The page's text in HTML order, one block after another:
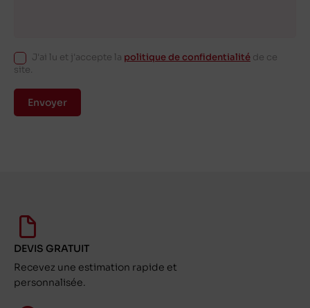
J'ai lu et j'accepte la politique de confidentialité de ce
site.
Envoyer
DEVIS GRATUIT
Recevez une estimation rapide et
personnalisée.